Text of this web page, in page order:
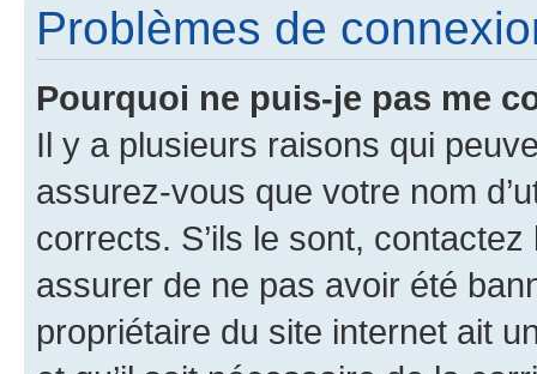
Problèmes de
Pourquoi ne puis-je pas me
Il y a plusieurs raisons qui
assurez-vous que votre nom
corrects. S’ils le sont,
assurer de ne pas avoir été
propriétaire du site internet ait